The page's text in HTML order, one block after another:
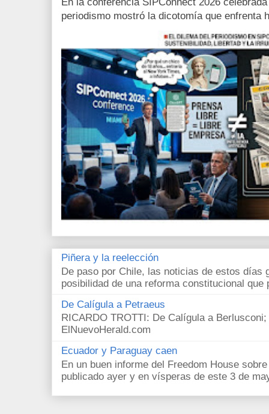
periodismo mostró la dicotomía que enfrenta
Piñera y la reelección
De paso por Chile, las noticias de estos días
posibilidad de una reforma constitucional
De Calígula a Petraeus
RICARDO TROTTI: De Calígula a
ElNuevoHerald.com
Ecuador y Paraguay caen
En un buen informe del Freedom House
publicado ayer y en vísperas de este 3 de